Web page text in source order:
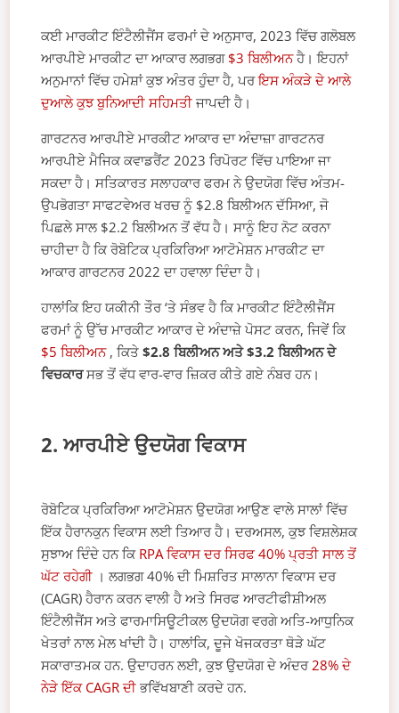
ਕਈ ਮਾਰਕੀਟ ਇੰਟੈਲੀਜੈਂਸ ਫਰਮਾਂ ਦੇ ਅਨੁਸਾਰ, 2023 ਵਿੱਚ ਗਲੋਬਲ
ਆਰਪੀਏ ਮਾਰਕੀਟ ਦਾ ਆਕਾਰ ਲਗਭਗ $3 ਬਿਲੀਅਨਹੈ। ਇਹਨਾਂ
ਅਨੁਮਾਨਾਂ ਵਿੱਚ ਹਮੇਸ਼ਾਂ ਕੁਝ ਅੰਤਰ ਹੁੰਦਾ ਹੈ, ਪਰਇਸ ਅੰਕੜੇ ਦੇ ਆਲੇ
ਦੁਆਲੇ ਕੁਝ ਬੁਨਿਆਦੀ ਸਹਿਮਤੀ ਜਾਪਦੀ ਹੈ।
ਗਾਰਟਨਰ ਆਰਪੀਏ ਮਾਰਕੀਟ ਆਕਾਰ ਦਾ ਅੰਦਾਜ਼ਾ ਗਾਰਟਨਰ
ਆਰਪੀਏ ਮੈਜਿਕ ਕਵਾਡਰੈਂਟ 2023 ਰਿਪੋਰਟ ਵਿੱਚ ਪਾਇਆ ਜਾ
ਸਕਦਾ ਹੈ। ਸਤਿਕਾਰਤ ਸਲਾਹਕਾਰ ਫਰਮ ਨੇ ਉਦਯੋਗ ਵਿੱਚ ਅੰਤਮ-
ਉਪਭੋਗਤਾ ਸਾਫਟਵੇਅਰ ਖਰਚ ਨੂੰ $2.8 ਬਿਲੀਅਨ ਦੱਸਿਆ, ਜੋ
ਪਿਛਲੇ ਸਾਲ $2.2 ਬਿਲੀਅਨ ਤੋਂ ਵੱਧ ਹੈ। ਸਾਨੂੰ ਇਹ ਨੋਟ ਕਰਨਾ
ਚਾਹੀਦਾ ਹੈ ਕਿ ਰੋਬੋਟਿਕ ਪ੍ਰਕਿਰਿਆ ਆਟੋਮੇਸ਼ਨ ਮਾਰਕੀਟ ਦਾ
ਆਕਾਰ ਗਾਰਟਨਰ 2022 ਦਾ ਹਵਾਲਾ ਦਿੰਦਾ ਹੈ।
ਹਾਲਾਂਕਿ ਇਹ ਯਕੀਨੀ ਤੌਰ ‘ਤੇ ਸੰਭਵ ਹੈ ਕਿ ਮਾਰਕੀਟ ਇੰਟੈਲੀਜੈਂਸ
ਫਰਮਾਂ ਨੂੰ ਉੱਚ ਮਾਰਕੀਟ ਆਕਾਰ ਦੇ ਅੰਦਾਜ਼ੇ ਪੋਸਟ ਕਰਨ, ਜਿਵੇਂ ਕਿ
$5 ਬਿਲੀਅਨ, ਕਿਤੇ$2.8 ਬਿਲੀਅਨ ਅਤੇ $3.2 ਬਿਲੀਅਨ ਦੇ
ਵਿਚਕਾਰਸਭ ਤੋਂ ਵੱਧ ਵਾਰ-ਵਾਰ ਜ਼ਿਕਰ ਕੀਤੇ ਗਏ ਨੰਬਰ ਹਨ।
2. ਆਰਪੀਏ ਉਦਯੋਗ ਵਿਕਾਸ
ਰੋਬੋਟਿਕ ਪ੍ਰਕਿਰਿਆ ਆਟੋਮੇਸ਼ਨ ਉਦਯੋਗ ਆਉਣ ਵਾਲੇ ਸਾਲਾਂ ਵਿੱਚ
ਇੱਕ ਹੈਰਾਨਕੁਨ ਵਿਕਾਸ ਲਈ ਤਿਆਰ ਹੈ। ਦਰਅਸਲ, ਕੁਝ ਵਿਸ਼ਲੇਸ਼ਕ
ਸੁਝਾਅ ਦਿੰਦੇ ਹਨ ਕਿ RPA ਵਿਕਾਸ ਦਰ ਸਿਰਫ 40% ਪ੍ਰਤੀ ਸਾਲ ਤੋਂ
ਘੱਟ ਰਹੇਗੀ । ਲਗਭਗ 40% ਦੀ ਮਿਸ਼ਰਿਤ ਸਾਲਾਨਾ ਵਿਕਾਸ ਦਰ
(CAGR) ਹੈਰਾਨ ਕਰਨ ਵਾਲੀ ਹੈ ਅਤੇ ਸਿਰਫ ਆਰਟੀਫੀਸ਼ੀਅਲ
ਇੰਟੈਲੀਜੈਂਸ ਅਤੇ ਫਾਰਮਾਸਿਊਟੀਕਲ ਉਦਯੋਗ ਵਰਗੇ ਅਤਿ-ਆਧੁਨਿਕ
ਖੇਤਰਾਂ ਨਾਲ ਮੇਲ ਖਾਂਦੀ ਹੈ। ਹਾਲਾਂਕਿ, ਦੂਜੇ ਖੋਜਕਰਤਾ ਥੋੜੇ ਘੱਟ
ਸਕਾਰਾਤਮਕ ਹਨ. ਉਦਾਹਰਨ ਲਈ, ਕੁਝ ਉਦਯੋਗ ਦੇ ਅੰਦਰ28% ਦੇ
ਨੇੜੇ ਇੱਕ CAGR ਦੀ ਭਵਿੱਖਬਾਣੀ ਕਰਦੇ ਹਨ.